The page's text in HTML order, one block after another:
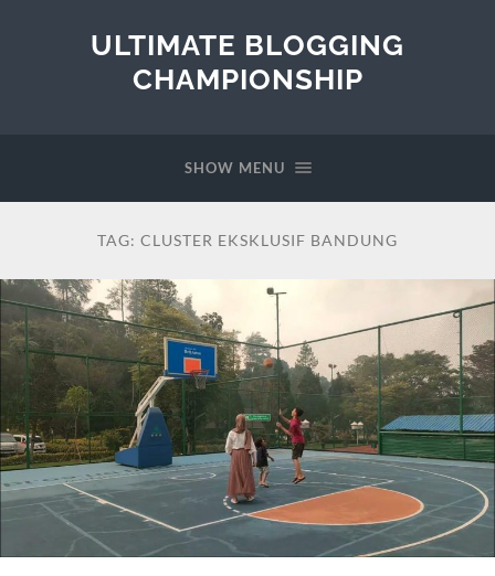
ULTIMATE BLOGGING
CHAMPIONSHIP
SHOW MENU
TAG: CLUSTER EKSKLUSIF BANDUNG